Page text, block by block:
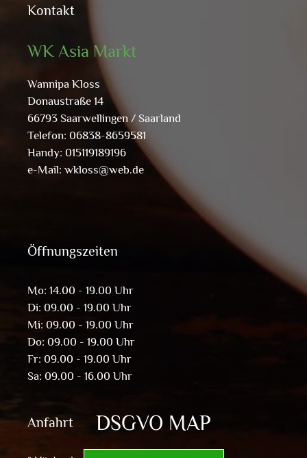
Kontakt
WK Asia Markt
Wannipa Kloss
Donaustraße 14
66793 Saarwellingen / Saarland
Telefon: 06838-8659581
Handy: 015119189196
e-Mail: wkloss@web.de
Öffnungszeiten
Mo: 14.00 - 19.00 Uhr
Di: 09.00 - 19.00 Uhr
Mi: 09.00 - 19.00 Uhr
Do: 09.00 - 19.00 Uhr
Fr: 09.00 - 19.00 Uhr
Sa: 09.00 - 16.00 Uhr
Anfahrt DSGVO MAP